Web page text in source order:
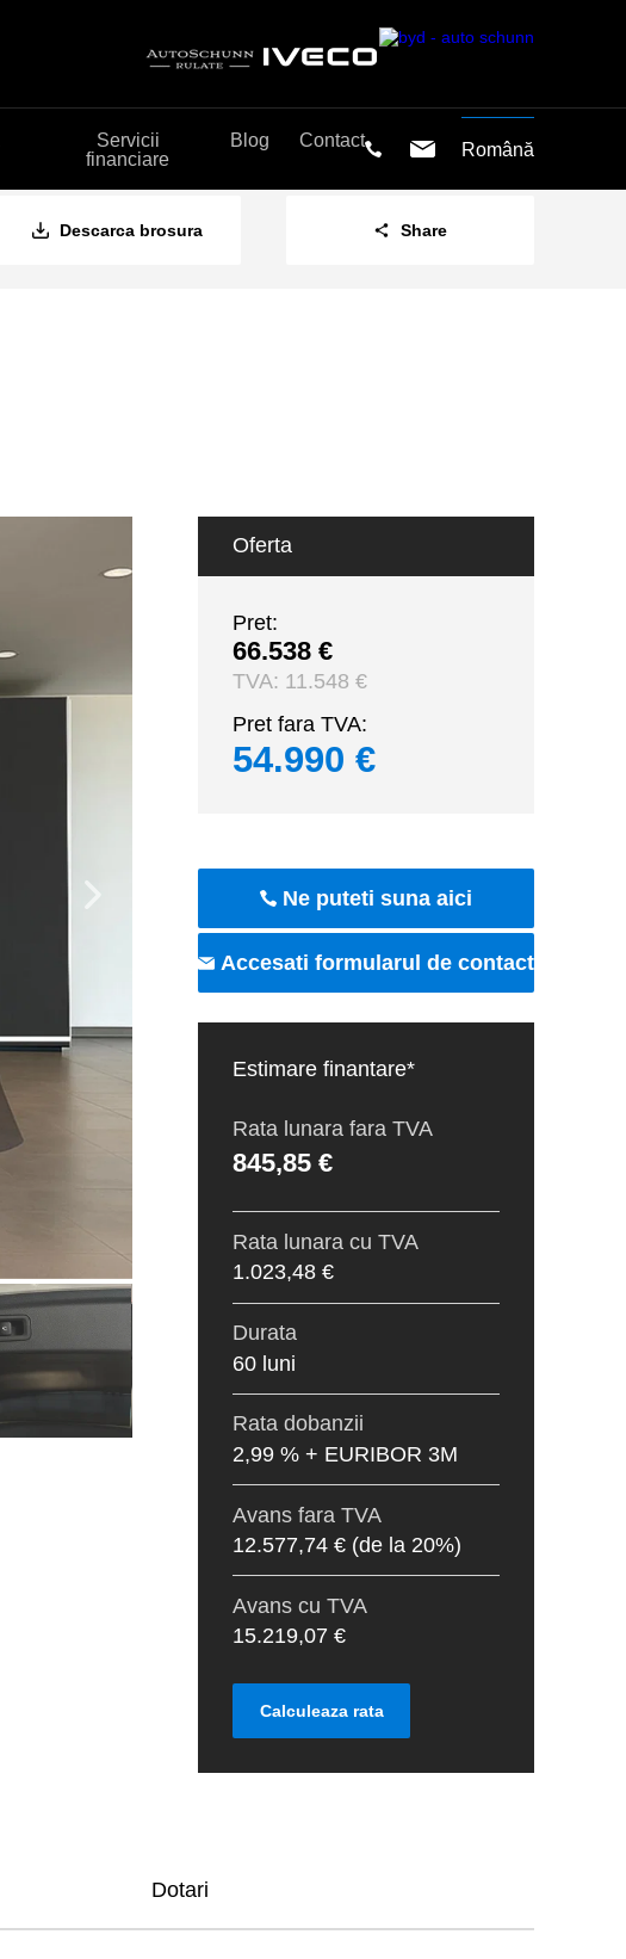
Descarca brosura Share
Oferta
Pret:
66.538 €
TVA: 11.548 €
Pret fara TVA:
54.990 €
Ne puteti suna aici
Accesati formularul de contact
Estimare finantare*
Rata lunara fara TVA
845,85 €
Rata lunara cu TVA
1.023,48 €
Durata
60 luni
Rata dobanzii
2,99 % + EURIBOR 3M
Avans fara TVA
12.577,74 €(de la 20%)
Avans cu TVA
15.219,07 €
Calculeaza rata
Dotari
Servicii
financiare
Blog Contact Română